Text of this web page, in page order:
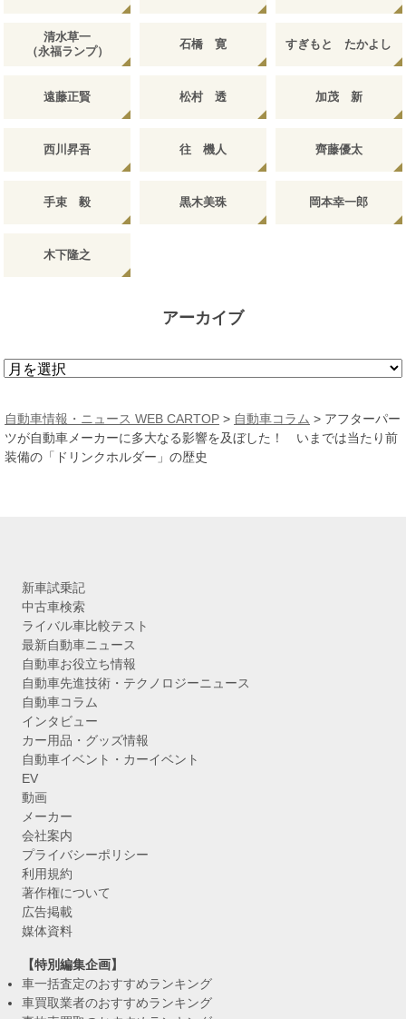
清水草一
（永福ランプ）
石橋 寛 すぎもと たかよし
遠藤正賢 松村 透 加茂 新
西川昇吾 往 機人 齊藤優太
手束 毅 黒木美珠 岡本幸一郎
木下隆之
アーカイブ
ア
カ
イ
ブ
自動車情報・ニュース WEB CARTOP > 自動車コラム > アフターパー
ツが自動車メーカーに多大なる影響を及ぼした！ いまでは当たり前
装備の「ドリンクホルダー」の歴史
新車試乗記
中古車検索
ライバル車比較テスト
最新自動車ニュース
自動車お役立ち情報
自動車先進技術・テクノロジーニュース
自動車コラム
インタビュー
カー用品・グッズ情報
自動車イベント・カーイベント
EV
動画
メーカー
会社案内
プライバシーポリシー
利用規約
著作権について
広告掲載
媒体資料
【特別編集企画】
車一括査定のおすすめランキング
車買取業者のおすすめランキング